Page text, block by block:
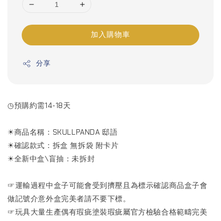
加入購物車
分享
◷預購約需14-18天
☀商品名稱：SKULLPANDA 邸語
☀確認款式：拆盒 無拆袋 附卡片
☀全新中盒\盲抽：未拆封
☞運輸過程中盒子可能會受到擠壓且為標示確認商品盒子會
做記號介意外盒完美者請不要下標。
☞玩具大量生產偶有瑕疵塗裝瑕疵屬官方檢驗合格範疇完美